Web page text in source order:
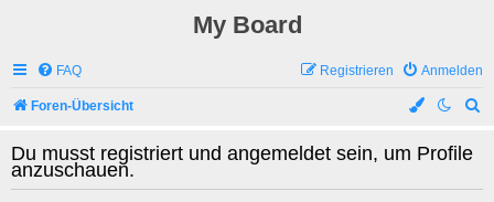
My Board
FAQ Anmelden
Registrieren
Foren-Übersicht
h
Du musst registriert und angemeldet sein, um Profile
anzuschauen.